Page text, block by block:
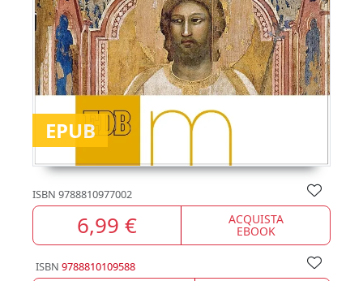
EPUB
ISBN 9788810977002
6,99 € ACQUISTA
EBOOK
ISBN 9788810109588